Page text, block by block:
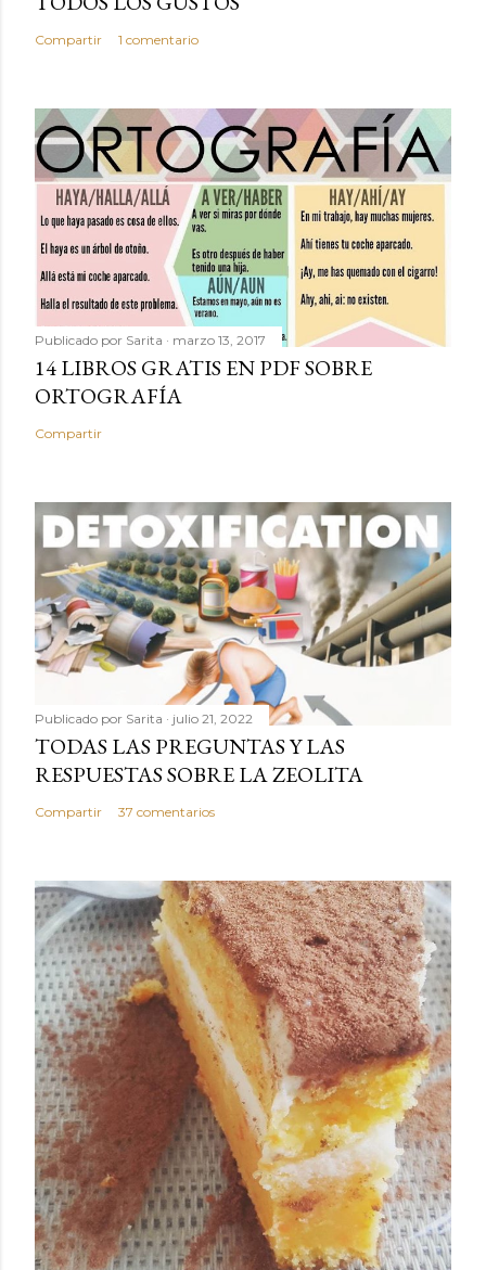
Compartir 1 comentario
Publicado por Sarita marzo 13, 2017
14 LIBROS GRATIS EN PDF SOBRE
ORTOGRAFÍA
Compartir
Publicado por Sarita julio 21, 2022
TODAS LAS PREGUNTAS Y LAS
RESPUESTAS SOBRE LA ZEOLITA
Compartir 37 comentarios